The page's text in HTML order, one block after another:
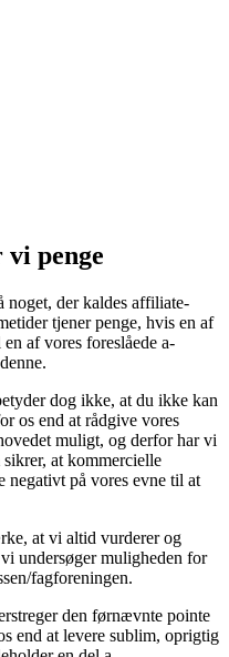
vi penge
noget, der kaldes affiliate-
tjener penge, hvis en af
af vores foreslåede a-
dog ikke, at du ikke kan
os end at rådgive vores
muligt, og derfor har vi
at kommercielle
negativt på vores evne til at
at vi altid vurderer og
undersøger muligheden for
fagforeningen.
den førnævnte pointe
end at levere sublim, oprigtig